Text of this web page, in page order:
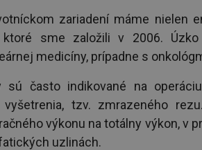
zariadení máme nielen
ktoré sme založili v 2006.
medicíny, prípadne s
sú často indikované na
vyšetrenia, tzv. zmrazeného
výkonu na totálny výkon, v
uzlinách.